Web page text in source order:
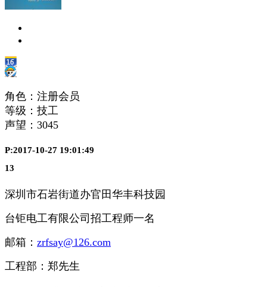
角色：注册会员
等级：技工
声望： 3045
P:2017-10-27 19:01:49
13
深圳市石岩街道办官田华丰科技园
台钜电工有限公司招工程师一名
邮箱： zrfsay@126.com
工程部：郑先生